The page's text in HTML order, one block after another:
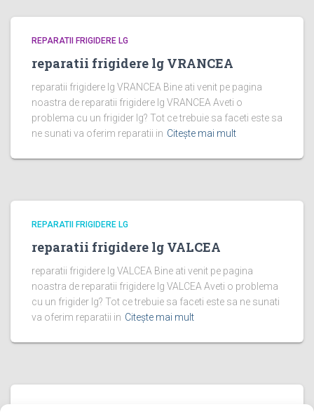
REPARATII FRIGIDERE LG
reparatii frigidere lg VRANCEA
reparatii frigidere lg VRANCEA Bine ati venit pe pagina
noastra de reparatii frigidere lg VRANCEA Aveti o
problema cu un frigider lg? Tot ce trebuie sa faceti este sa
ne sunati va oferim reparatii in Citește mai mult
REPARATII FRIGIDERE LG
reparatii frigidere lg VALCEA
reparatii frigidere lg VALCEA Bine ati venit pe pagina
noastra de reparatii frigidere lg VALCEA Aveti o problema
cu un frigider lg? Tot ce trebuie sa faceti este sa ne sunati
va oferim reparatii in Citește mai mult